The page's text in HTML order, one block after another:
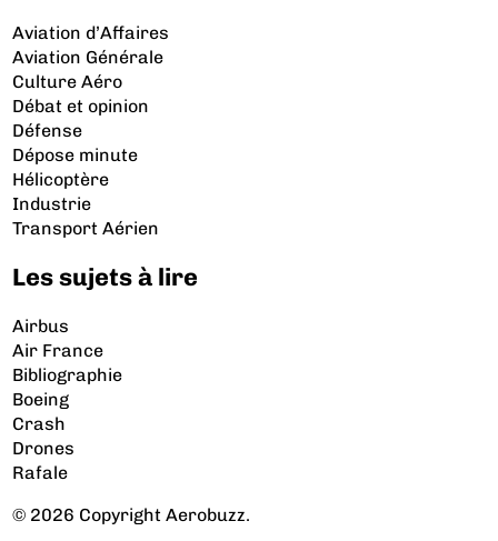
Aviation d’Affaires
Aviation Générale
Culture Aéro
Débat et opinion
Défense
Dépose minute
Hélicoptère
Industrie
Transport Aérien
Les sujets à lire
Airbus
Air France
Bibliographie
Boeing
Crash
Drones
Rafale
© 2026 Copyright Aerobuzz.